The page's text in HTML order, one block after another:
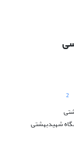
2
شهیدبهشتی